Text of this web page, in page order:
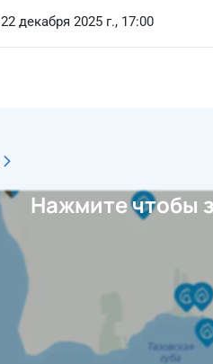
22 декабря 2025 г., 17:00
Нажмите чтобы